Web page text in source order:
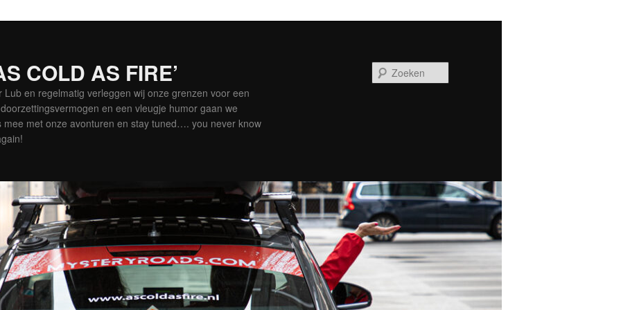
COLD AS FIRE’
Lub en regelmatig verleggen wij onze grenzen voor een
en een vleugje humor gaan we
mee met onze avonturen en stay tuned…. you never know